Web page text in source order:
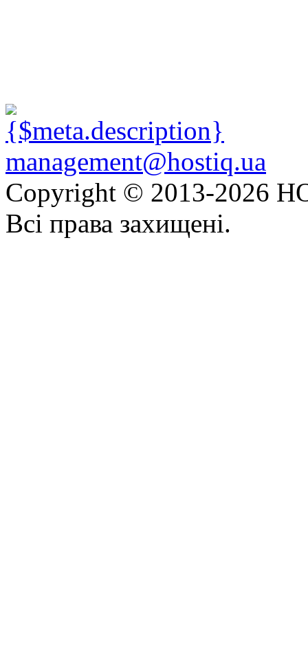
management@hostiq.ua
Copyright © 2013-2026
Всі права захищені.